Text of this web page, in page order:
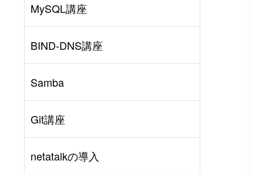
MySQL講座
BIND-DNS講座
Samba
Git講座
netatalkの導入